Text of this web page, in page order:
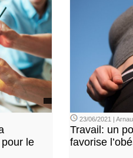
le
23/06/2021 |
Travail: un
favorise